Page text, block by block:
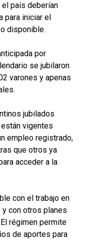
país deberían
para iniciar el
disponible.
por
se jubilaron
varones y apenas
jubilados
vigentes
empleo registrado,
que otros ya
acceder a la
con el trabajo en
con otros planes
régimen permite
de aportes para